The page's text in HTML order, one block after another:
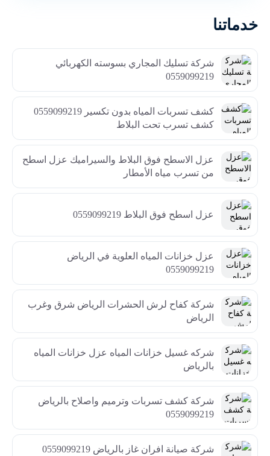
خدماتنا
شركة تسليك المجاري بسوسته الكهربائي
0559099219
كشف تسربات المياه بدون تكسير 0559099219
كشف تسرب تحت البلاط
عزل الاسطح فوق البلاط والسيراميك عزل اسطح
من تسرب مياه الأمطار
عزل اسطح فوق البلاط 0559099219
عزل خزانات المياه العلوية في الرياض
0559099219
شركة كفاح لرش الحشرات الرياض شرق وغرب
الرياض
شركه غسيل خزانات المياه عزل خزانات المياه
بالرياض
شركة كشف تسربات وترميم واصلاح بالرياض
0559099219
شركة صيانة افران غاز بالرياض 0559099219